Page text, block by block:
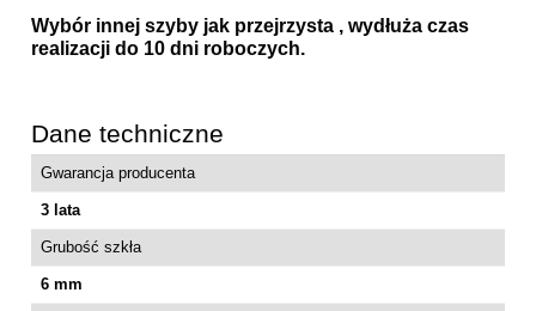
Wybór innej szyby jak przejrzysta , wydłuża czas
realizacji do 10 dni roboczych.
Dane techniczne
Gwarancja producenta
3 lata
Grubość szkła
6 mm